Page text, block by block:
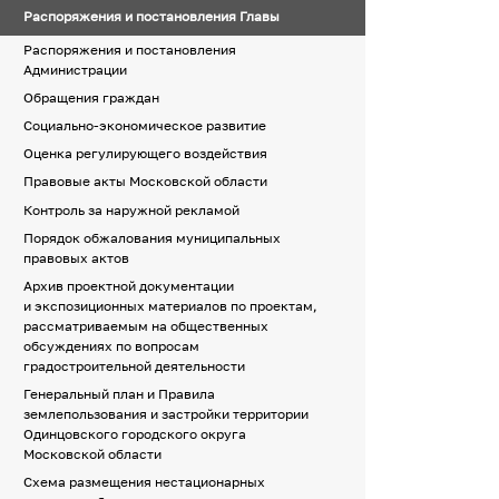
Распоряжения и постановления Главы
Распоряжения и постановления
Администрации
Обращения граждан
Социально-экономическое развитие
Оценка регулирующего воздействия
Правовые акты Московской области
Контроль за наружной рекламой
Порядок обжалования муниципальных
правовых актов
Архив проектной документации
и экспозиционных материалов по проектам,
рассматриваемым на общественных
обсуждениях по вопросам
градостроительной деятельности
Генеральный план и Правила
землепользования и застройки территории
Одинцовского городского округа
Московской области
Схема размещения нестационарных